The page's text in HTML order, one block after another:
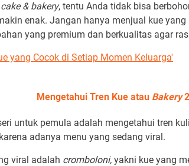
cake & bakery, tentu Anda tidak bisa
enak. Jangan hanya menjual kue
yang premium dan berkualitas agar
yang Cocok di Setiap Momen Keluarga'
Mengetahui Tren Kue atau Bakery
untuk pemula adalah mengetahui tren
adanya menu yang sedang viral.
viral adalah cromboloni, yakni kue yang